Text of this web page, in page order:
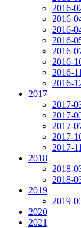
2016-
2016-
2016-
2016-
2016-
2016-
2016-
2016-
2017
2017-
2017-
2017-
2017-
2017-
2018
2018-
2018-
2019
2019-
2020
2021